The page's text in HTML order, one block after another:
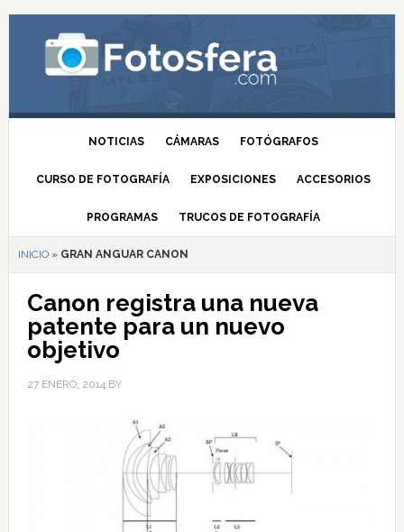
NOTICIAS CÁMARAS FOTÓGRAFOS
CURSO DE FOTOGRAFÍA EXPOSICIONES ACCESORIOS
PROGRAMAS TRUCOS DE FOTOGRAFÍA
INICIO» GRAN ANGUAR CANON
Canon registra una nueva
patente para un nuevo
objetivo
27 ENERO, 2014BY